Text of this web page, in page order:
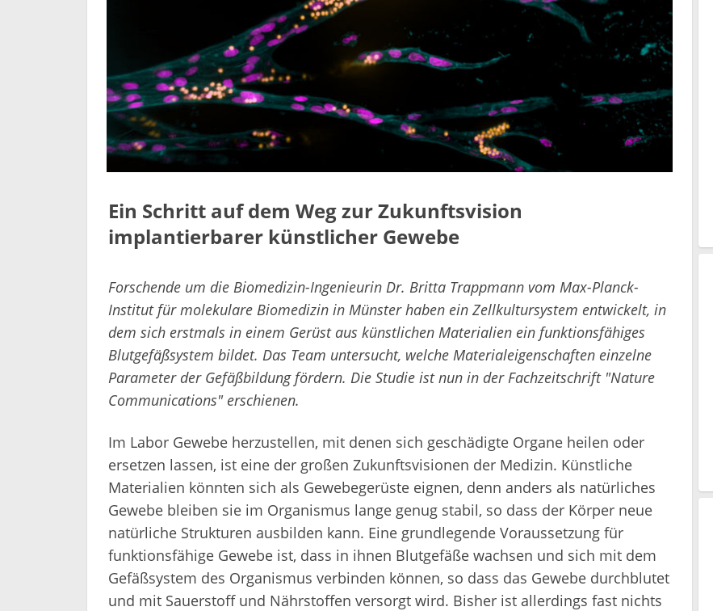
Ein Schritt auf dem Weg zur Zukunftsvision
implantierbarer künstlicher Gewebe
Forschende um die Biomedizin-Ingenieurin Dr. Britta Trappmann vom Max-Planck-
Institut für molekulare Biomedizin in Münster haben ein Zellkultursystem entwickelt, in
dem sich erstmals in einem Gerüst aus künstlichen Materialien ein funktionsfähiges
Blutgefäßsystem bildet. Das Team untersucht, welche Materialeigenschaften einzelne
Parameter der Gefäßbildung fördern. Die Studie ist nun in der Fachzeitschrift "Nature
Communications" erschienen.
Im Labor Gewebe herzustellen, mit denen sich geschädigte Organe heilen oder
ersetzen lassen, ist eine der großen Zukunftsvisionen der Medizin. Künstliche
Materialien könnten sich als Gewebegerüste eignen, denn anders als natürliches
Gewebe bleiben sie im Organismus lange genug stabil, so dass der Körper neue
natürliche Strukturen ausbilden kann. Eine grundlegende Voraussetzung für
funktionsfähige Gewebe ist, dass in ihnen Blutgefäße wachsen und sich mit dem
Gefäßsystem des Organismus verbinden können, so dass das Gewebe durchblutet
und mit Sauerstoff und Nährstoffen versorgt wird. Bisher ist allerdings fast nichts